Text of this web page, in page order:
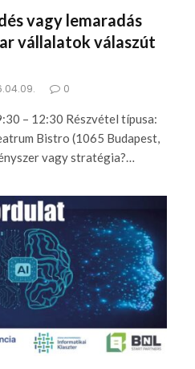
vagy lemaradás
vállalatok válaszút
0
– 12:30 Részvétel típusa:
Bistro (1065 Budapest,
vagy stratégia?…